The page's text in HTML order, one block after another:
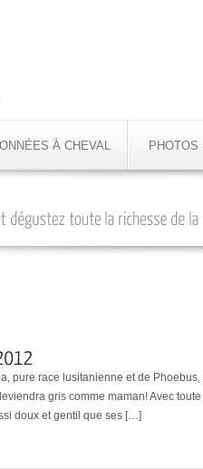
À CHEVAL PHOTOS
pure race lusitanienne et de Phoebus,
gris comme maman! Avec toute
doux et gentil que ses […]